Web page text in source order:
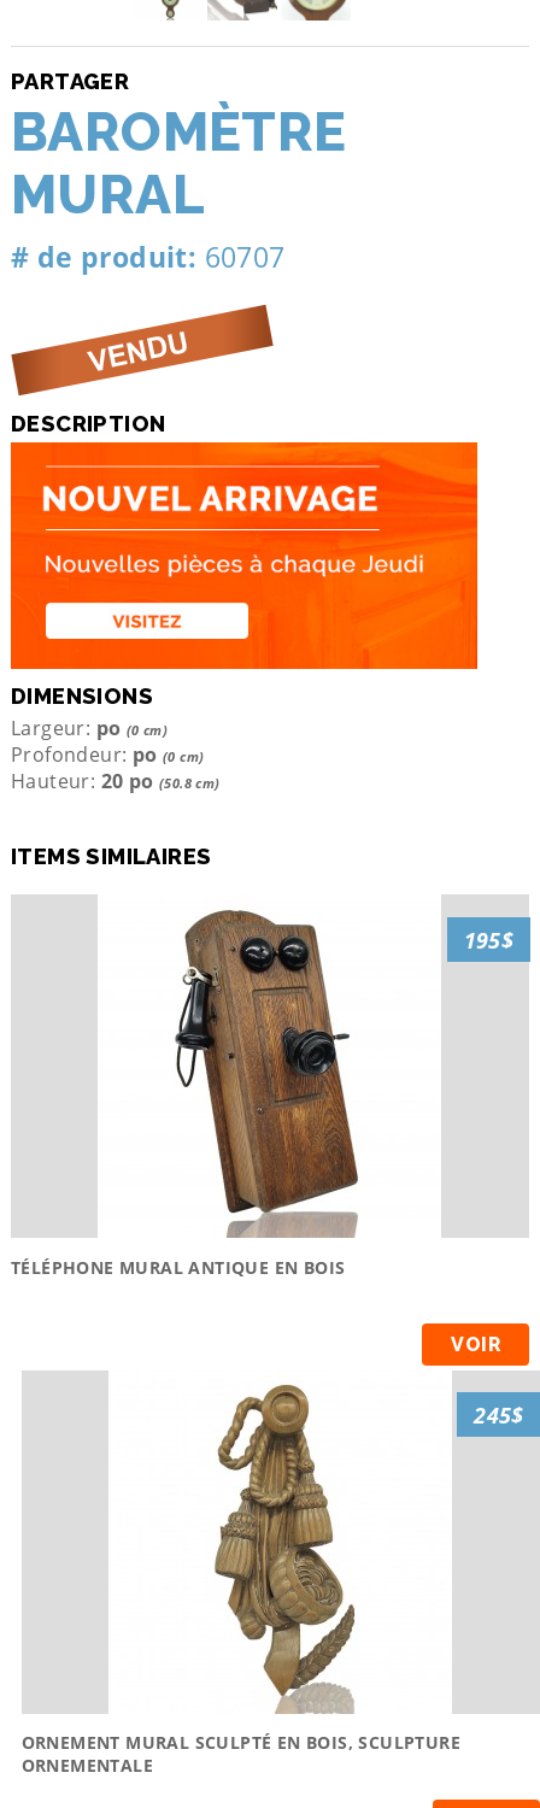
PARTAGER
BAROMÈTRE
MURAL
# de produit: 60707
DESCRIPTION
DIMENSIONS
Largeur: po (0 cm)
Profondeur: po (0 cm)
Hauteur: 20 po (50.8 cm)
ITEMS SIMILAIRES
TÉLÉPHONE MURAL ANTIQUE EN BOIS
VOIR
195$
ORNEMENT MURAL SCULPTÉ EN BOIS, SCULPTURE
ORNEMENTALE
245$